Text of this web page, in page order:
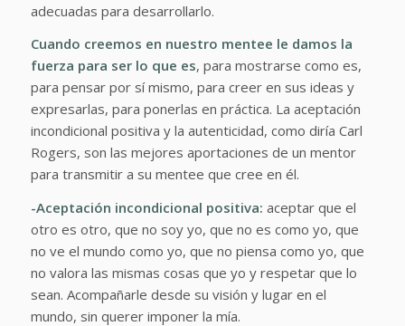
adecuadas para desarrollarlo.
Cuando creemos en nuestro mentee le damos la
fuerza para ser lo que es, para mostrarse como es,
para pensar por sí mismo, para creer en sus ideas y
expresarlas, para ponerlas en práctica. La aceptación
incondicional positiva y la autenticidad, como diría Carl
Rogers, son las mejores aportaciones de un mentor
para transmitir a su mentee que cree en él.
-Aceptación incondicional positiva: aceptar que el
otro es otro, que no soy yo, que no es como yo, que
no ve el mundo como yo, que no piensa como yo, que
no valora las mismas cosas que yo y respetar que lo
sean. Acompañarle desde su visión y lugar en el
mundo, sin querer imponer la mía.